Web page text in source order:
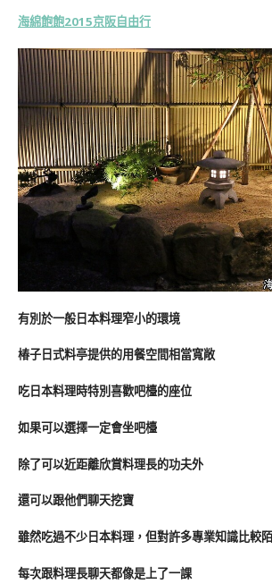
海綿飽飽2015京阪自由行
有別於一般日本料理窄小的環境
椿子日式料亭提供的用餐空間相當寬敞
吃日本料理時特別喜歡吧檯的座位
如果可以選擇一定會坐吧檯
除了可以近距離欣賞料理長的功夫外
還可以跟他們聊天挖寶
雖然吃過不少日本料理，但對許多專業知識比較
每次跟料理長聊天都像是上了一課